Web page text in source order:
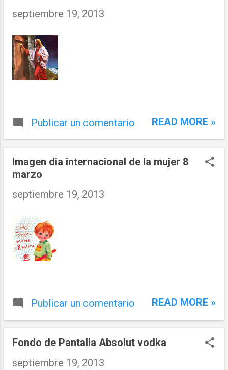
septiembre 19, 2013
Publicar un comentario READ MORE »
Imagen dia internacional de la mujer 8
marzo
septiembre 19, 2013
Publicar un comentario READ MORE »
Fondo de Pantalla Absolut vodka
septiembre 19, 2013